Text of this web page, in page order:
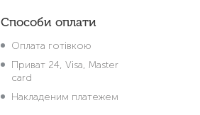
Способи оплати
Оплата готівкою
Приват 24, Visa, Master
card
Накладеним платежем